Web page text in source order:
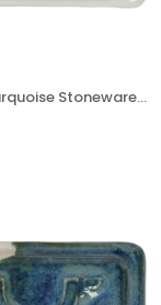
C-21064 Turquoise Stoneware Artistik Sır